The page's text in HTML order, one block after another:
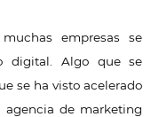
empresas se
digital. Algo que se
se ha visto acelerado
agencia de marketing